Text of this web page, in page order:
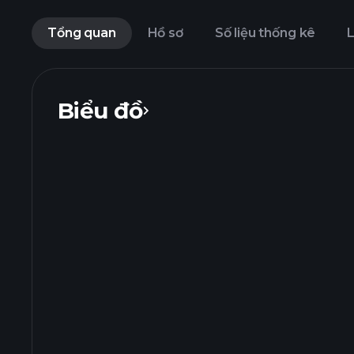
Tổng quan Hồ sơ Số liệu thống kê
Biểu đồ